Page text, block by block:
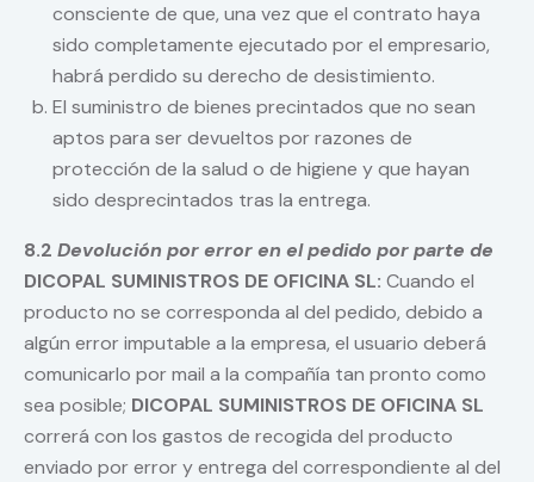
consciente de que, una vez que el contrato haya
sido completamente ejecutado por el empresario,
habrá perdido su derecho de desistimiento.
El suministro de bienes precintados que no sean
aptos para ser devueltos por razones de
protección de la salud o de higiene y que hayan
sido desprecintados tras la entrega.
8.2 Devolución por error en el pedido por parte de
DICOPAL SUMINISTROS DE OFICINA SL: Cuando el
producto no se corresponda al del pedido, debido a
algún error imputable a la empresa, el usuario deberá
comunicarlo por mail a la compañía tan pronto como
sea posible; DICOPAL SUMINISTROS DE OFICINA SL
correrá con los gastos de recogida del producto
enviado por error y entrega del correspondiente al del